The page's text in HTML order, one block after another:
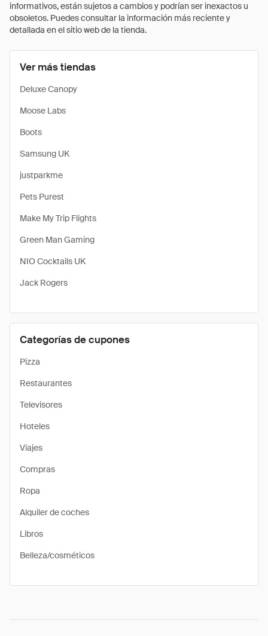
informativos, están sujetos a cambios y podrían ser inexactos u
obsoletos. Puedes consultar la información más reciente y
detallada en el sitio web de la tienda.
Ver más tiendas
Deluxe Canopy
Moose Labs
Boots
Samsung UK
justparkme
Pets Purest
Make My Trip Flights
Green Man Gaming
NIO Cocktails UK
Jack Rogers
Categorías de cupones
Pizza
Restaurantes
Televisores
Hoteles
Viajes
Compras
Ropa
Alquiler de coches
Libros
Belleza/cosméticos